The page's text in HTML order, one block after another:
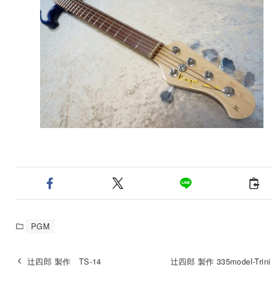
PGM
辻四郎 製作 TS-14 辻四郎 製作 335model-